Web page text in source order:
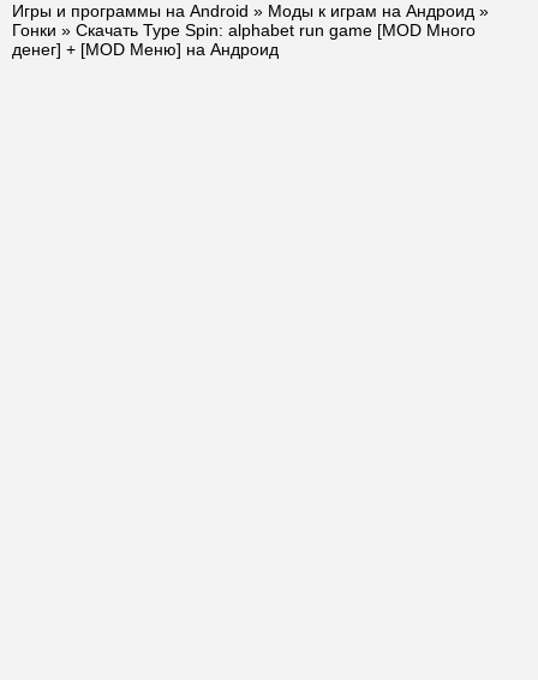
Игры и программы на Android » Моды к играм на Андроид »
Гонки » Скачать Type Spin: alphabet run game [MOD Много
денег] + [MOD Меню] на Андроид